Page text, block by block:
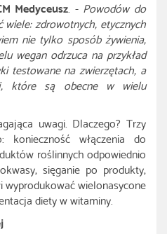
Medyceusz. - Powodów do
zdrowotnych, etycznych
nie tylko sposób żywienia,
wegan odrzuca na przykład
testowane na zwierzętach, a
które są obecne w wielu
uwagi. Dlaczego? Trzy
konieczność włączenia do
roślinnych odpowiednio
sięganie po produkty,
wielonasycone
diety w witaminy.